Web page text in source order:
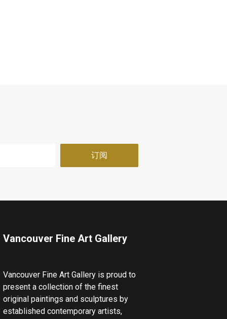
Vancouver Fine Art Gallery
Vancouver Fine Art Gallery is proud to
present a collection of the finest
original paintings and sculptures by
established contemporary artists,